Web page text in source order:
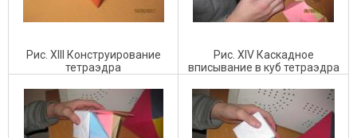
Рис. XIII Конструирование
тетраэдра
Рис. XIV Каскадное
вписывание в куб тетраэдра